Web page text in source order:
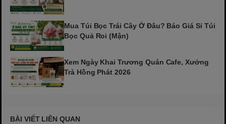
Mua Túi Bọc Trái Cây Ở Đâu? Báo Giá Sỉ Túi
Bọc Quả Roi (Mận)
Xem Ngày Khai Trương Quán Cafe, Xưởng
Trà Hồng Phát 2026
BÀI VIẾT LIÊN QUAN